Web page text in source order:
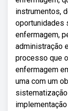
instrumentos,
oportunidades
enfermagem,
administração
processo que
enfermagem
uma com um